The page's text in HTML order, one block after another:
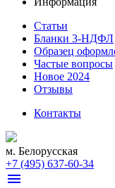
Статьи
Бланки 3-НДФЛ
Образец
Частые вопросы
Новое 2024
Отзывы
Контакты
м. Белорусская
+7 (495) 637-60-34
menu